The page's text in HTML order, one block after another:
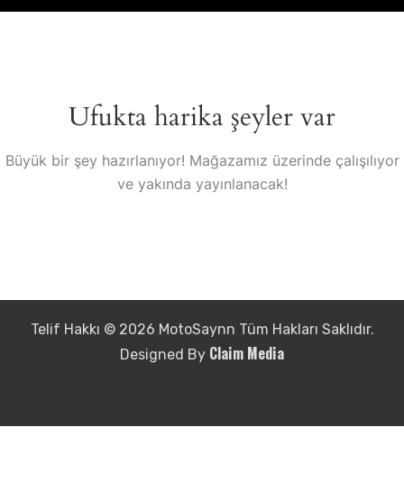
Ufukta harika şeyler var
Büyük bir şey hazırlanıyor! Mağazamız üzerinde çalışılıyor
ve yakında yayınlanacak!
Telif Hakkı © 2026 MotoSaynn Tüm Hakları Saklıdır.
Designed By Claim Media